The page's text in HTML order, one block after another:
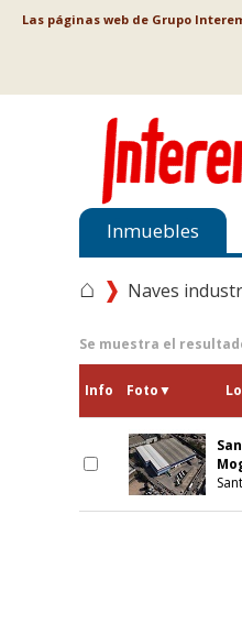
Las páginas web de Grupo
Inmuebles
⌂ Naves
Se muestra el
Info Foto▼